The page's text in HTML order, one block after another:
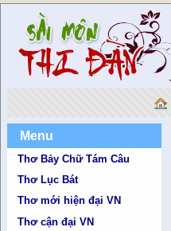
Menu
Thơ Bảy Chữ Tám Câu
Thơ Lục Bát
Thơ mới hiện đại VN
Thơ cận đại VN